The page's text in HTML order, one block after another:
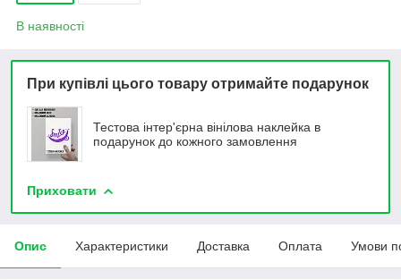
В наявності
При купівлі цього товару отримайте подарунок
Тестова інтер'єрна вінілова наклейка в
подарунок до кожного замовлення
Приховати
Опис Характеристики Доставка Оплата Умови